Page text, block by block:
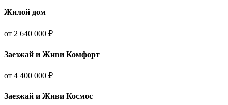
Жилой дом
от 2 640 000 ₽
Заезжай и Живи Комфорт
от 4 400 000 ₽
Заезжай и Живи Космос